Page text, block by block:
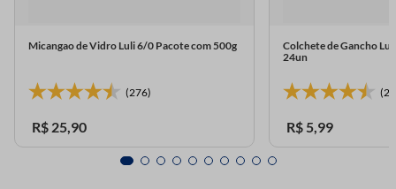
Micangao de Vidro Luli 6/0 Pacote com 500g
(276)
R$ 25,90
Colchete de Gancho
24un
R$ 5,99